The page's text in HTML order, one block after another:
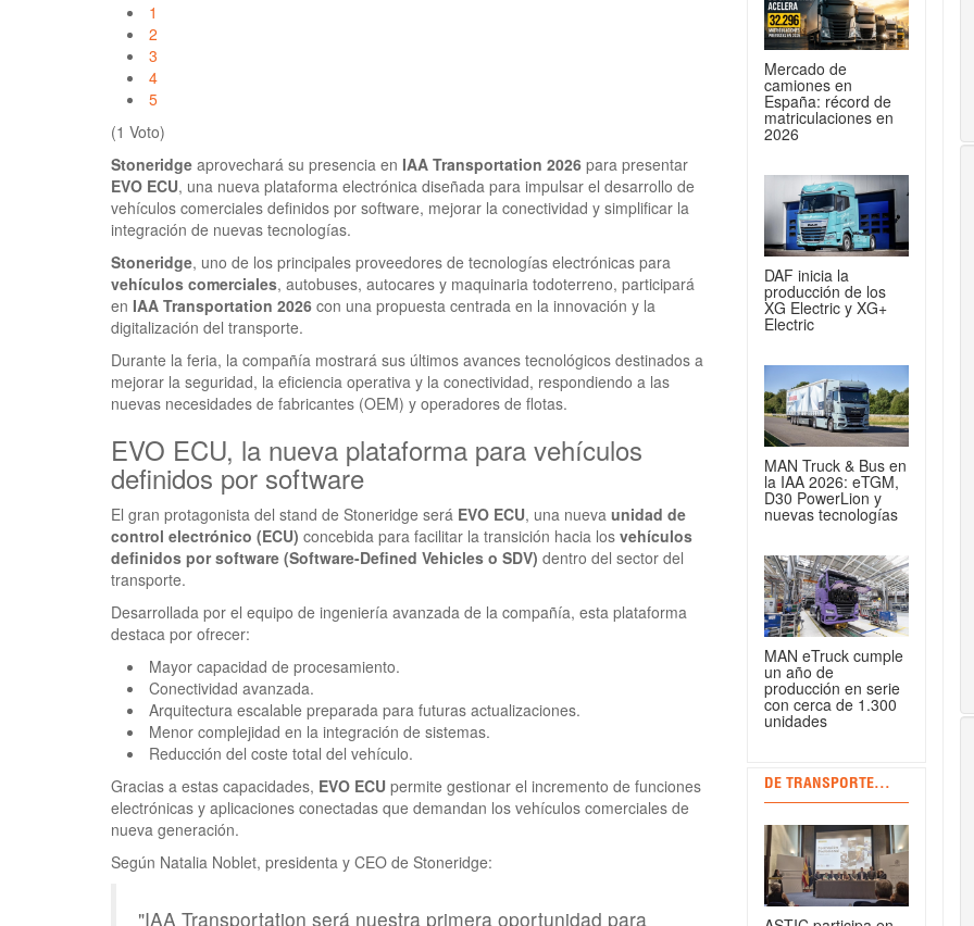
1
2
3
4
5
(1 Voto)
Stoneridge aprovechará su presencia en IAA Transportation 2026 para presentar
EVO ECU, una nueva plataforma electrónica diseñada para impulsar el desarrollo de
vehículos comerciales definidos por software, mejorar la conectividad y simplificar la
integración de nuevas tecnologías.
Stoneridge, uno de los principales proveedores de tecnologías electrónicas para
vehículos comerciales, autobuses, autocares y maquinaria todoterreno, participará
en IAA Transportation 2026 con una propuesta centrada en la innovación y la
digitalización del transporte.
Durante la feria, la compañía mostrará sus últimos avances tecnológicos destinados a
mejorar la seguridad, la eficiencia operativa y la conectividad, respondiendo a las
nuevas necesidades de fabricantes (OEM) y operadores de flotas.
EVO ECU, la nueva plataforma para vehículos
definidos por software
El gran protagonista del stand de Stoneridge será EVO ECU, una nueva unidad de
control electrónico (ECU) concebida para facilitar la transición hacia los vehículos
definidos por software (Software-Defined Vehicles o SDV) dentro del sector del
transporte.
Desarrollada por el equipo de ingeniería avanzada de la compañía, esta plataforma
destaca por ofrecer:
Mayor capacidad de procesamiento.
Conectividad avanzada.
Arquitectura escalable preparada para futuras actualizaciones.
Menor complejidad en la integración de sistemas.
Reducción del coste total del vehículo.
Gracias a estas capacidades, EVO ECU permite gestionar el incremento de funciones
electrónicas y aplicaciones conectadas que demandan los vehículos comerciales de
nueva generación.
Según Natalia Noblet, presidenta y CEO de Stoneridge:
"IAA Transportation será nuestra primera oportunidad para
Mercado de
camiones en
España: récord de
matriculaciones en
2026
DAF inicia la
producción de los
XG Electric y XG+
Electric
MAN Truck & Bus en
la IAA 2026: eTGM,
D30 PowerLion y
nuevas tecnologías
MAN eTruck cumple
un año de
producción en serie
con cerca de 1.300
unidades
DE TRANSPORTE...